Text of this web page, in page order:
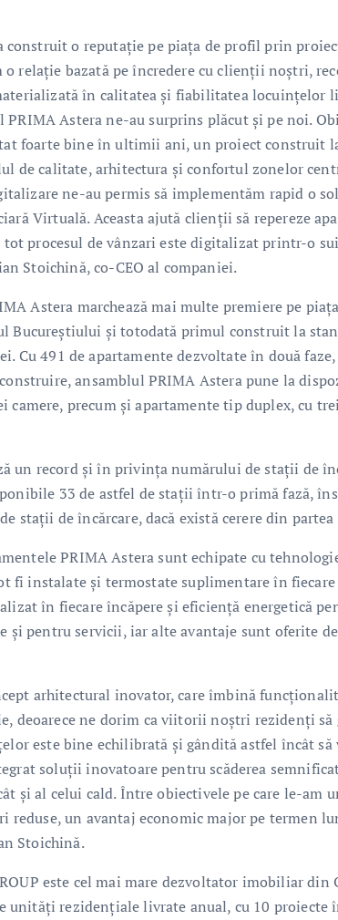
construit o reputație pe piața de profil prin
relație bazată pe încredere cu clienții noștri,
în calitatea și fiabilitatea locuințelor
Astera ne-au surprins plăcut și pe noi.
foarte bine în ultimii ani, un proiect construit
de calitate, arhitectura și confortul zonelor
ne-au permis să implementăm rapid o
Virtuală. Aceasta ajută clienții să repereze
procesul de vânzari este digitalizat printr-o
Stoichină, co-CEO al companiei.
Astera marchează mai multe premiere pe
Bucureștiului și totodată primul construit la
Cu 491 de apartamente dezvoltate în două
ansamblul PRIMA Astera pune la
camere, precum și apartamente tip duplex, cu
un record și în privința numărului de stații de
33 de astfel de stații într-o primă fază,
stații de încărcare, dacă există cerere din
PRIMA Astera sunt echipate cu
fi instalate și termostate suplimentare în
în fiecare încăpere și eficiență energetică
și pentru servicii, iar alte avantaje sunt oferite
arhitectural inovator, care îmbină
deoarece ne dorim ca viitorii noștri rezidenți să
este bine echilibrată și gândită astfel încât
soluții inovatoare pentru scăderea
și al celui cald. Între obiectivele pe care le-am
reduse, un avantaj economic major pe termen
Stoichină.
este cel mai mare dezvoltator imobiliar
unități rezidențiale livrate anual, cu 10 proiecte